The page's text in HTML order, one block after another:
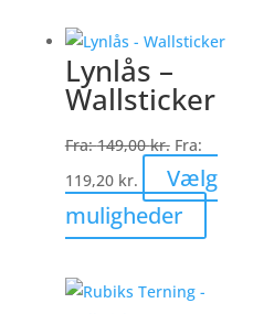
flere
vælges
på
Lynlås –
Wallsticker
Fra:149,00kr. Fra:
119,20 kr.
Vælg
muligheder
vare